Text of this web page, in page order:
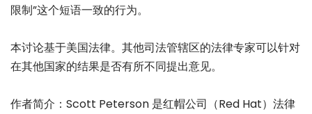
限制”这个短语一致的行为。
本讨论基于美国法律。其他司法管辖区的法律专家可以针对
在其他国家的结果是否有所不同提出意见。
作者简介：Scott Peterson 是红帽公司（Red Hat）法律